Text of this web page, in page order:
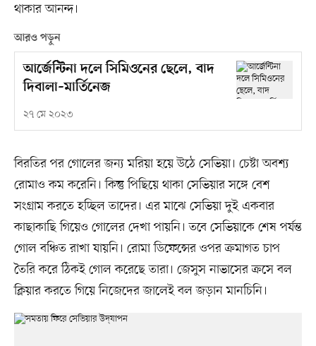
থাকার আনন্দ।
আরও পড়ুন
আর্জেন্টিনা দলে সিমিওনের ছেলে, বাদ
দিবালা–মার্তিনেজ
২৭ মে ২০২৩
বিরতির পর গোলের জন্য মরিয়া হয়ে উঠে সেভিয়া। চেষ্টা অবশ্য
রোমাও কম করেনি। কিন্তু পিছিয়ে থাকা সেভিয়ার সঙ্গে বেশ
সংগ্রাম করতে হচ্ছিল তাদের। এর মাঝে সেভিয়া দুই একবার
কাছাকাছি গিয়েও গোলের দেখা পায়নি। তবে সেভিয়াকে শেষ পর্যন্ত
গোল বঞ্চিত রাখা যায়নি। রোমা ডিফেন্সের ওপর ক্রমাগত চাপ
তৈরি করে ঠিকই গোল করেছে তারা। জেসুস নাভাসের ক্রসে বল
ক্লিয়ার করতে গিয়ে নিজেদের জালেই বল জড়ান মানচিনি।